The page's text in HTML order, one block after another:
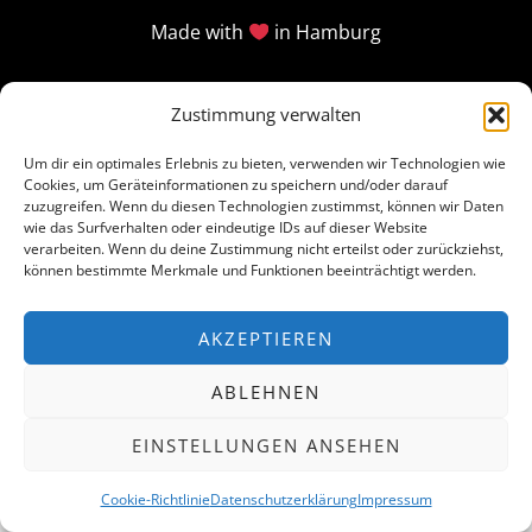
Zustimmung verwalten
Um dir ein optimales Erlebnis zu bieten, verwenden wir Technologien wie
Cookies, um Geräteinformationen zu speichern und/oder darauf
zuzugreifen. Wenn du diesen Technologien zustimmst, können wir Daten
wie das Surfverhalten oder eindeutige IDs auf dieser Website
verarbeiten. Wenn du deine Zustimmung nicht erteilst oder zurückziehst,
können bestimmte Merkmale und Funktionen beeinträchtigt werden.
AKZEPTIEREN
ABLEHNEN
EINSTELLUNGEN ANSEHEN
Cookie-RichtlinieDatenschutzerklärungImpressum
Made with in Hamburg